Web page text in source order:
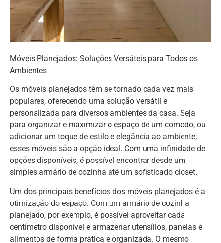
Móveis Planejados: Soluções Versáteis para Todos os
Ambientes
Os móveis planejados têm se tornado cada vez mais
populares, oferecendo uma solução versátil e
personalizada para diversos ambientes da casa. Seja
para organizar e maximizar o espaço de um cômodo, ou
adicionar um toque de estilo e elegância ao ambiente,
esses móveis são a opção ideal. Com uma infinidade de
opções disponíveis, é possível encontrar desde um
simples armário de cozinha até um sofisticado closet.
Um dos principais benefícios dos móveis planejados é a
otimização do espaço. Com um armário de cozinha
planejado, por exemplo, é possível aproveitar cada
centímetro disponível e armazenar utensílios, panelas e
alimentos de forma prática e organizada. O mesmo